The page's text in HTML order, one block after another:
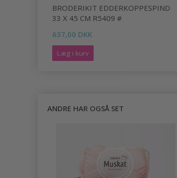
BRODERIKIT EDDERKOPPESPIND
33 X 45 CM R5409 #
637,00 DKK
Læg i kurv
ANDRE HAR OGSÅ SET